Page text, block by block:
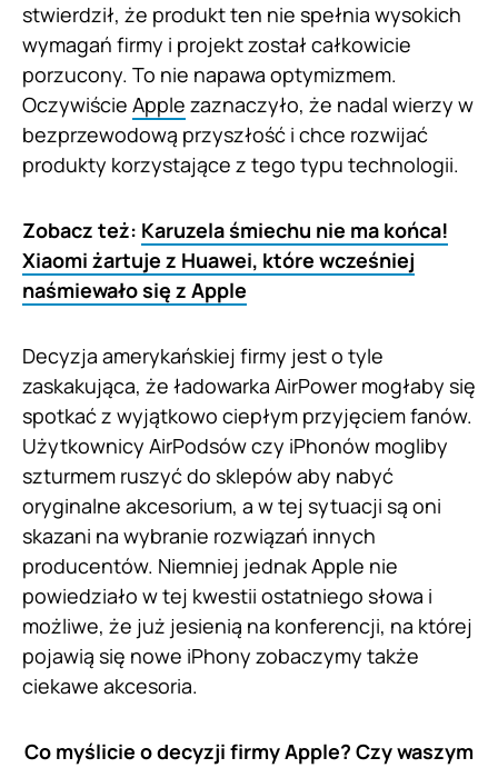
stwierdził, że produkt ten nie spełnia wysokich
wymagań firmy i projekt został całkowicie
porzucony. To nie napawa optymizmem.
Oczywiście Apple zaznaczyło, że nadal wierzy w
bezprzewodową przyszłość i chce rozwijać
produkty korzystające z tego typu technologii.
Zobacz też: Karuzela śmiechu nie ma końca!
Xiaomi żartuje z Huawei, które wcześniej
naśmiewało się z Apple
Decyzja amerykańskiej firmy jest o tyle
zaskakująca, że ładowarka AirPower mogłaby się
spotkać z wyjątkowo ciepłym przyjęciem fanów.
Użytkownicy AirPodsów czy iPhonów mogliby
szturmem ruszyć do sklepów aby nabyć
oryginalne akcesorium, a w tej sytuacji są oni
skazani na wybranie rozwiązań innych
producentów. Niemniej jednak Apple nie
powiedziało w tej kwestii ostatniego słowa i
możliwe, że już jesienią na konferencji, na której
pojawią się nowe iPhony zobaczymy także
ciekawe akcesoria.
Co myślicie o decyzji firmy Apple? Czy waszym